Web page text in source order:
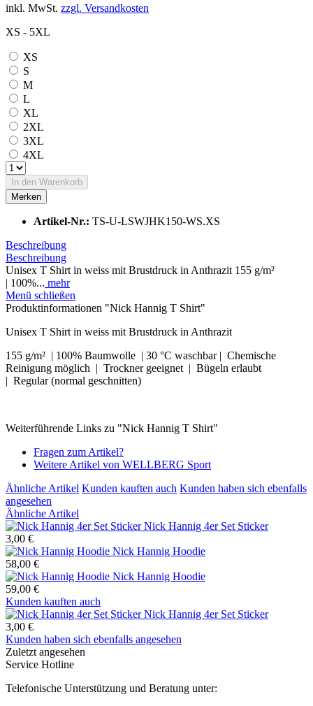
inkl. MwSt. zzgl. Versandkosten
XS - 5XL
XS
S
M
L
XL
2XL
3XL
4XL
In den Warenkorb
Merken
Artikel-Nr.: TS-U-LSWJHK150-WS.XS
Beschreibung
Beschreibung
Unisex T Shirt in weiss mit Brustdruck in Anthrazit 155 g/m²
| 100%... mehr
Menü schließen
Produktinformationen "Nick Hannig T Shirt"
Unisex T Shirt in weiss mit Brustdruck in Anthrazit
155 g/m² | 100% Baumwolle | 30 °C waschbar | Chemische
Reinigung möglich | Trockner geeignet | Bügeln erlaubt
| Regular (normal geschnitten)
Weiterführende Links zu "Nick Hannig T Shirt"
Fragen zum Artikel?
Weitere Artikel von WELLBERG Sport
Ähnliche Artikel Kunden kauften auch Kunden haben sich ebenfalls
angesehen
Ähnliche Artikel
Nick Hannig 4er Set Sticker
3,00 €
Nick Hannig Hoodie
58,00 €
Nick Hannig Hoodie
59,00 €
Kunden kauften auch
Nick Hannig 4er Set Sticker
3,00 €
Kunden haben sich ebenfalls angesehen
Zuletzt angesehen
Service Hotline
Telefonische Unterstützung und Beratung unter: